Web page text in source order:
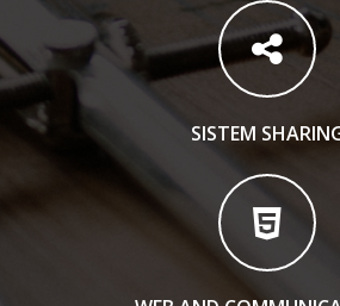
SISTEM